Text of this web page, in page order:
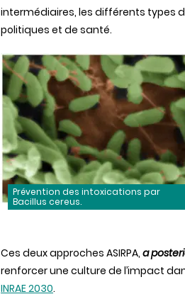
intermédiaires, les différents types
politiques et de santé.
Prévention des intoxications par
Bacillus cereus.
Ces deux approches ASIRPA, a
renforcer une culture de l’impact
INRAE 2030.